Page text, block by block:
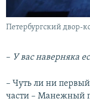
Петербургский двор-
– У вас наверняка
– Чуть ли ни
части – Манежный